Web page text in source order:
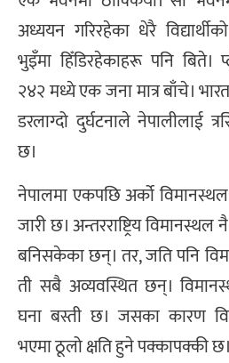
अध्ययन गरिरहेका धेरै
भुइँमा हिँडिरहेकाहरू पनि बिते।
२४२ मध्ये एक जना मात्र बाँचे।
डरलाग्दो दुर्घटनाले नेपालीलाई
छ।
नेपालमा एकपछि अर्को
जारी छ। अन्तरराष्ट्रिय विमानस्थल
बनिसकेका छन्। तर, जति पनि
ती सबै अव्यवस्थित छन्।
घना बस्ती छ। जसका कारण
भएमा ठूलो क्षति हुने पक्कापक्की छ।